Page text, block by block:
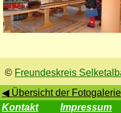
© Freundeskreis
◀ Übersicht der Fotogalerie
Kontakt
Impressum